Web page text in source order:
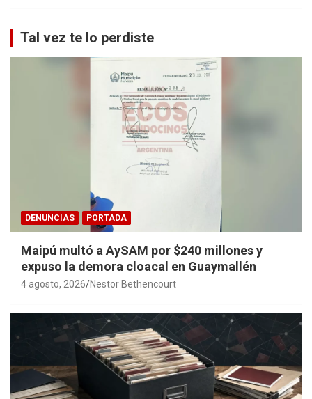
Tal vez te lo perdiste
DENUNCIAS PORTADA
Maipú multó a AySAM por $240 millones y
expuso la demora cloacal en Guaymallén
4 agosto, 2026 Nestor Bethencourt